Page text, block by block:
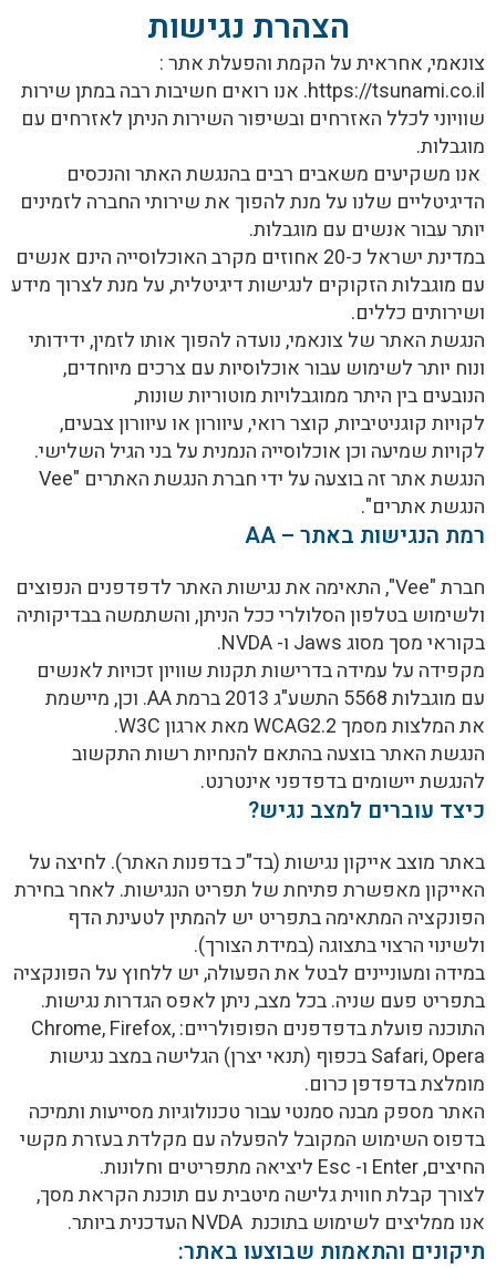
הצהרת נגישות
צונאמי, אחראית על הקמת והפעלת אתר :
https://tsunami.co.il. אנו רואים חשיבות רבה במתן שירות
שוויוני לכלל האזרחים ובשיפור השירות הניתן לאזרחים עם
מוגבלות.
אנו משקיעים משאבים רבים בהנגשת האתר והנכסים
הדיגיטליים שלנו על מנת להפוך את שירותי החברה לזמינים
יותר עבור אנשים עם מוגבלות.
במדינת ישראל כ-20 אחוזים מקרב האוכלוסייה הינם אנשים
עם מוגבלות הזקוקים לנגישות דיגיטלית, על מנת לצרוך מידע
ושירותים כללים.
הנגשת האתר של צונאמי, נועדה להפוך אותו לזמין, ידידותי
ונוח יותר לשימוש עבור אוכלוסיות עם צרכים מיוחדים,
הנובעים בין היתר ממוגבלויות מוטוריות שונות,
לקויות קוגניטיביות, קוצר רואי, עיוורון או עיוורון צבעים,
לקויות שמיעה וכן אוכלוסייה הנמנית על בני הגיל השלישי.
הנגשת אתר זה בוצעה על ידי חברת הנגשת האתרים "Vee
הנגשתאתרים".
רמת הנגישות באתר – AA
חברת "Vee", התאימה את נגישות האתר לדפדפנים הנפוצים
ולשימוש בטלפון הסלולרי ככל הניתן, והשתמשה בבדיקותיה
בקוראי מסך מסוג Jaws ו- NVDA.
מקפידה על עמידה בדרישות תקנות שוויון זכויות לאנשים
עם מוגבלות 5568 התשע"ג 2013 ברמת AA. וכן, מיישמת
את המלצות מסמך WCAG2.2 מאת ארגון W3C.
הנגשת האתר בוצעה בהתאם להנחיותרשותהתקשוב
להנגשתיישומים בדפדפניאינטרנט.
כיצד עוברים למצב נגיש?
באתר מוצב אייקון נגישות (בד"כ בדפנות האתר). לחיצה על
האייקון מאפשרת פתיחת של תפריט הנגישות. לאחר בחירת
הפונקציה המתאימה בתפריט יש להמתין לטעינת הדף
ולשינוי הרצוי בתצוגה (במידת הצורך).
במידה ומעוניינים לבטל את הפעולה, יש ללחוץ על הפונקציה
בתפריט פעם שניה. בכל מצב, ניתן לאפס הגדרות נגישות.
התוכנה פועלת בדפדפנים הפופולריים: Chrome, Firefox,
Safari, Opera בכפוף (תנאי יצרן) הגלישה במצב נגישות
מומלצת בדפדפן כרום.
האתר מספק מבנה סמנטי עבור טכנולוגיות מסייעות ותמיכה
בדפוס השימוש המקובל להפעלה עם מקלדת בעזרת מקשי
החיצים, Enter ו- Esc ליציאה מתפריטים וחלונות.
לצורך קבלת חווית גלישה מיטבית עם תוכנת הקראת מסך,
אנו ממליצים לשימוש בתוכנת NVDA העדכנית ביותר.
תיקונים והתאמות שבוצעו באתר: